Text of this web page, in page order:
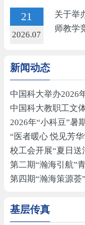
21
2026.07
关于举
师教学
新闻动态
中国科大举办2026
中国科大教职工文
2026年“小科豆”暑
“医者暖心 悦见芳
校工会开展“夏日送
第二期“瀚海引航”
第四期“瀚海策源荟
基层传真